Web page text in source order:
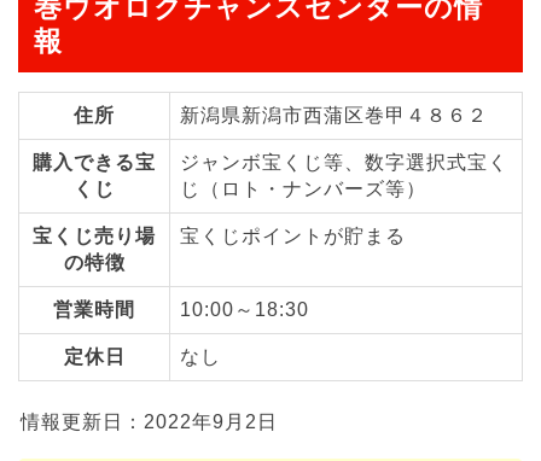
巻ウオロクチャンスセンターの情
報
住所 新潟県新潟市西蒲区巻甲４８６２
購入できる宝
くじ
ジャンボ宝くじ等、数字選択式宝く
じ（ロト・ナンバーズ等）
宝くじ売り場
の特徴
宝くじポイントが貯まる
営業時間 10:00～18:30
定休日 なし
情報更新日：2022年9月2日